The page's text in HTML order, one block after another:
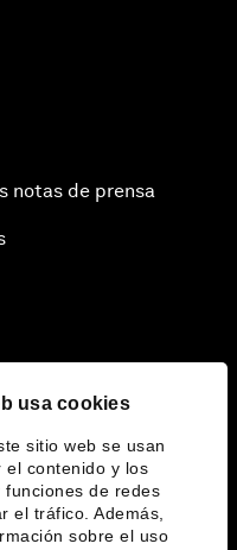
usa cookies
sitio web se usan
el contenido y los
de redes
el tráfico. Además,
sobre el uso
notas de prensa